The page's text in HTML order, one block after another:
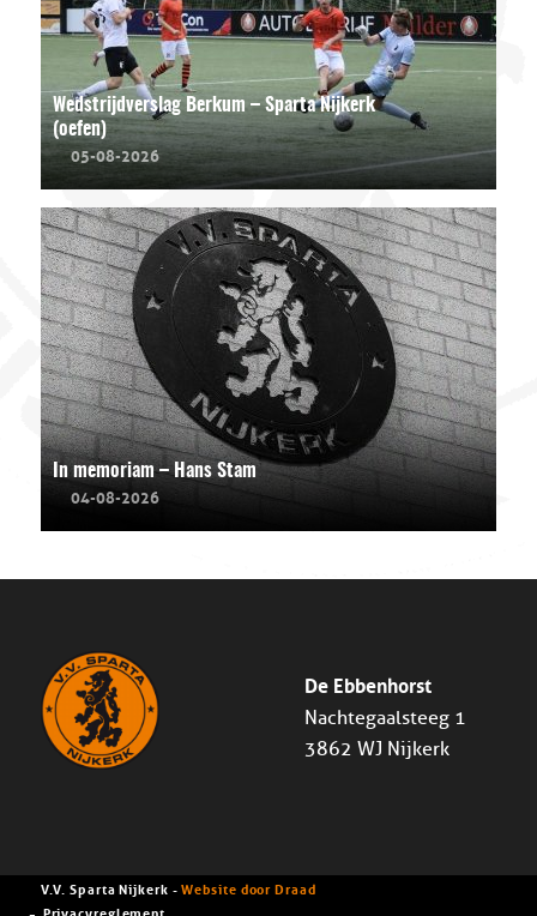
Wedstrijdverslag Berkum – Sparta Nijkerk
(oefen)
05-08-2026
In memoriam – Hans Stam
04-08-2026
De Ebbenhorst
Nachtegaalsteeg 1
3862 WJ Nijkerk
V.V. Sparta Nijkerk -Website door Draad